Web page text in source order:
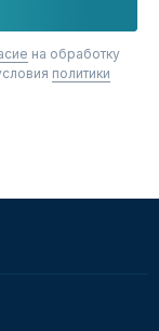
на обработку
политики